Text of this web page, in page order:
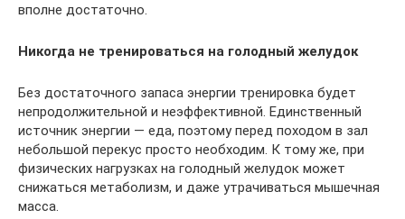
вполне достаточно.
Никогда не тренироваться на голодный желудок
Без достаточного запаса энергии тренировка будет
непродолжительной и неэффективной. Единственный
источник энергии — еда, поэтому перед походом в зал
небольшой перекус просто необходим. К тому же, при
физических нагрузках на голодный желудок может
снижаться метаболизм, и даже утрачиваться мышечная
масса.